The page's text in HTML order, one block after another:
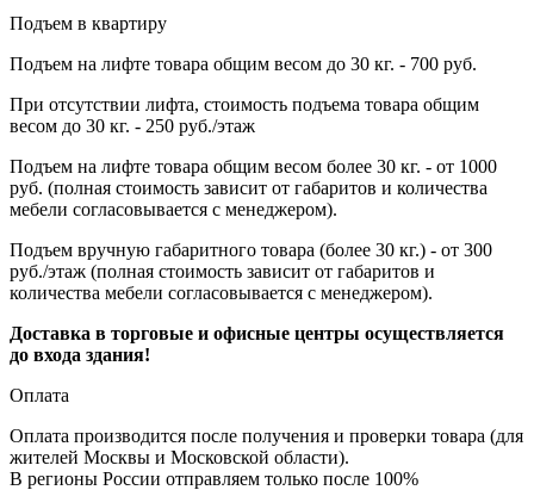
Подъем в квартиру
Подъем на лифте товара общим весом до 30 кг. - 700 руб.
При отсутствии лифта, стоимость подъема товара общим
весом до 30 кг. - 250 руб./этаж
Подъем на лифте товара общим весом более 30 кг. - от 1000
руб. (полная стоимость зависит от габаритов и количества
мебели согласовывается с менеджером).
Подъем вручную габаритного товара (более 30 кг.) - от 300
руб./этаж (полная стоимость зависит от габаритов и
количества мебели согласовывается с менеджером).
Доставка в торговые и офисные центры осуществляется
до входа здания!
Оплата
Оплата производится после получения и проверки товара (для
жителей Москвы и Московской области).
В регионы России отправляем только после 100%